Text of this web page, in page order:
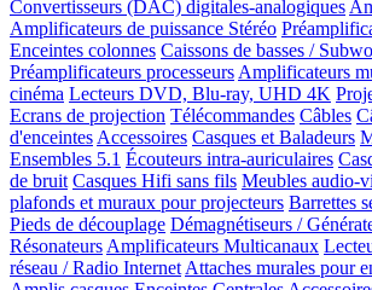
Convertisseurs (DAC) digitales-analogiques
Amplificateurs de puissance Stéréo
Enceintes colonnes Caissons de basses /
Préamplificateurs processeurs Amplificateurs
cinéma Lecteurs DVD, Blu-ray, UHD 4K
Ecrans de projection Télécommandes Câbles
d'enceintes Accessoires Casques et Baladeurs
Ensembles 5.1 Écouteurs intra-auriculaires
de bruit Casques Hifi sans fils Meubles audio-
plafonds et muraux pour projecteurs Barrettes
Pieds de découplage Démagnétiseurs /
Résonateurs Amplificateurs Multicanaux
réseau / Radio Internet Attaches murales pour